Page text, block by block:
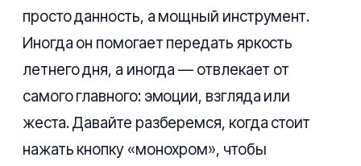
просто данность, а мощный инструмент.
Иногда он помогает передать яркость
летнего дня, а иногда — отвлекает от
самого главного: эмоции, взгляда или
жеста. Давайте разберемся, когда стоит
нажать кнопку «монохром», чтобы